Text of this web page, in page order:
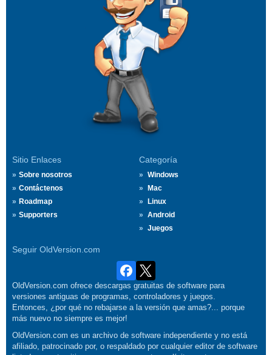
Sitio Enlaces
Sobre nosotros
Contáctenos
Roadmap
Supporters
Categoría
Windows
Mac
Linux
Android
Juegos
Seguir OldVersion.com
OldVersion.com ofrece descargas gratuitas de software para
versiones antiguas de programas, controladores y juegos.
Entonces, ¿por qué no rebajarse a la versión que amas?... porque
más nuevo no siempre es mejor!
OldVersion.com es un archivo de software independiente y no está
afiliado, patrocinado por, o respaldado por cualquier editor de software